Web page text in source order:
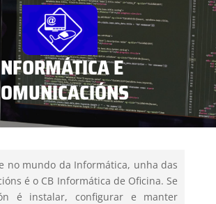
E
no mundo da Informática, unha das
é o CB Informática de Oficina. Se
é instalar, configurar e manter